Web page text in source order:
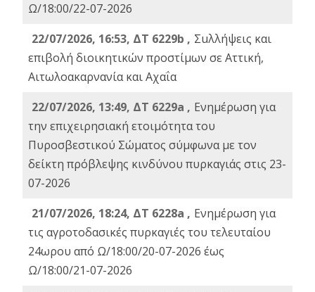
Ω/18:00/22-07-2026
22/07/2026, 16:53, ΔΤ 6229b , Σuλλήψεις και
επιβολή διοικητικών προστίμων σε Αττική,
Αιτωλοακαρνανία και Αχαΐα
22/07/2026, 13:49, ΔΤ 6229a , Ενημέρωση για
την επιχειρησιακή ετοιμότητα του
Πυροσβεστικού Σώματος σύμφωνα με τον
δείκτη πρόβλεψης κινδύνου πυρκαγιάς στις 23-
07-2026
21/07/2026, 18:24, ΔΤ 6228a , Ενημέρωση για
τις αγροτοδασικές πυρκαγιές του τελευταίου
24ωρου από Ω/18:00/20-07-2026 έως
Ω/18:00/21-07-2026